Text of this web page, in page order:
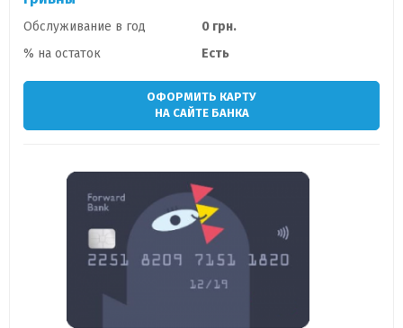
Обслуживание в год
0 грн.
% на остаток
Есть
ОФОРМИТЬ КАРТУ
НА САЙТЕ БАНКА